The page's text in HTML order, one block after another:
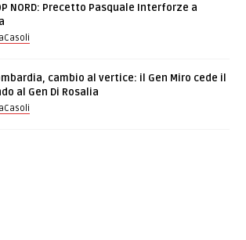
NORD: Precetto Pasquale Interforze a
cambio al vertice: il Gen Miro cede il
al Gen Di Rosalia